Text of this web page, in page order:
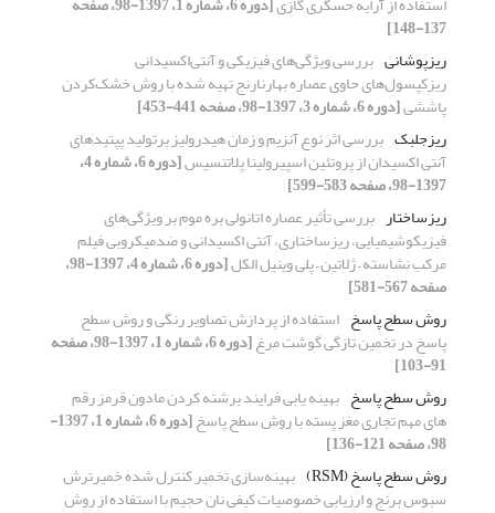
137-148]
ریزپوشانی بررسی ویژگی‌های فیزیکی و آنتی‌اکسیدانی
ریزکپسول‌های حاوی عصاره بهارنارنج تهیه شده با روش خشک‌کردن
پاششی[دوره 6، شماره 3، 1397-98، صفحه 441-453]
ریزجلبک بررسی اثر نوع آنزیم و زمان هیدرولیز برتولید پپتیدهای
آنتی اکسیدان از پروتئین اسپیرولینا پلاتنسیس [دوره 6، شماره 4،
1397-98، صفحه 583-599]
ریزساختار بررسی تأثیر عصاره اتانولی بره موم بر ویژگی‌های
فیزیکوشیمیایی، ریزساختاری، آنتی اکسیدانی و ضدمیکروبی فیلم
مرکب نشاسته – ژلاتین – پلی وینیل الکل [دوره 6، شماره 4، 1397-98،
صفحه 567-581]
روش سطح پاسخ استفاده از پردازش تصاویر رنگی و روش سطح
پاسخ در تخمین تازگی گوشت مرغ [دوره 6، شماره 1، 1397-98، صفحه
91-103]
روش سطح پاسخ بهینه یابی فرایند برشته کردن مادون قرمز رقم
های مهم تجاری مغز پسته با روش سطح پاسخ [دوره 6، شماره 1، 1397-
98، صفحه 121-136]
روش سطح پاسخ (RSM)
بهینه‌سازی تخمیر کنترل شده خمیرترش
سبوس برنج و ارزیابی خصوصیات کیفی نان حجیم با استفاده از روش